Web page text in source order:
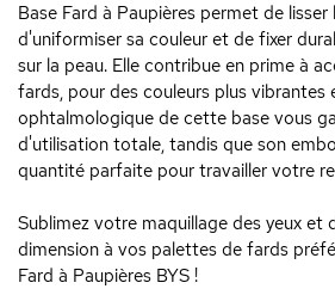
Base Fard à Paupières permet de lisser
d'uniformiser sa couleur et de fixer
sur la peau. Elle contribue en prime à
fards, pour des couleurs plus vibrantes
ophtalmologique de cette base vous
d'utilisation totale, tandis que son
quantité parfaite pour travailler votre
Sublimez votre maquillage des yeux et
dimension à vos palettes de fards
Fard à Paupières BYS !